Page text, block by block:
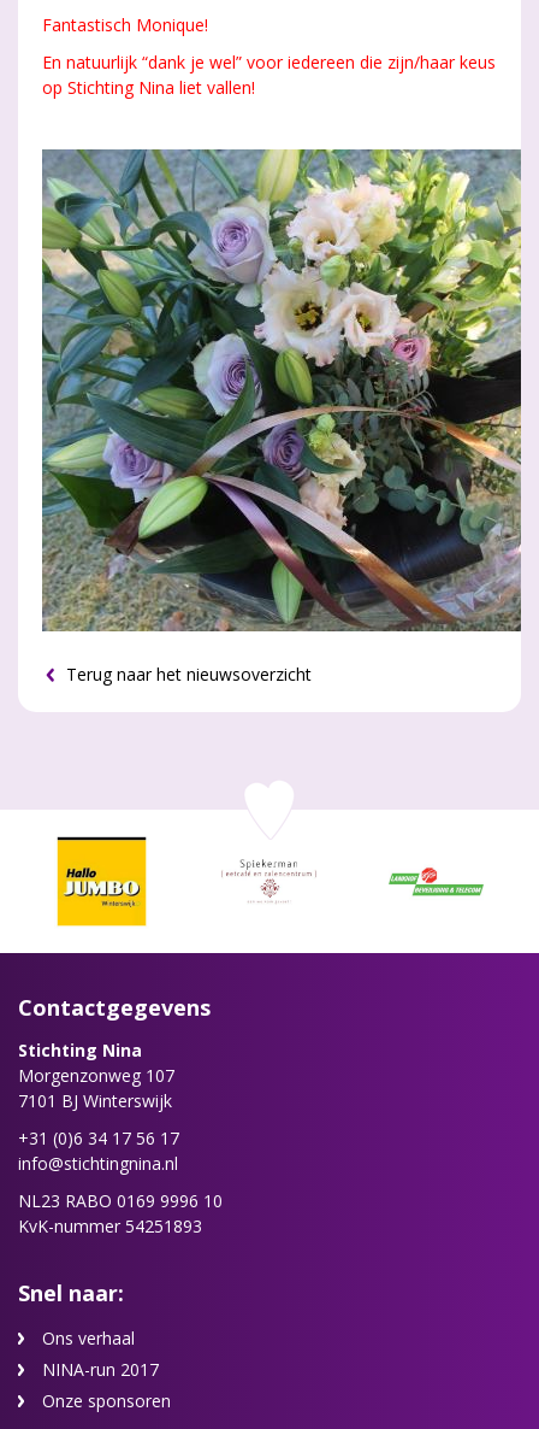
Fantastisch Monique!
En natuurlijk “dank je wel” voor iedereen die zijn/haar keus
op Stichting Nina liet vallen!
Terug naar het nieuwsoverzicht
Contactgegevens
Stichting Nina
Morgenzonweg 107
7101 BJ Winterswijk
+31 (0)6 34 17 56 17
info@stichtingnina.nl
NL23 RABO 0169 9996 10
KvK-nummer 54251893
Snel naar:
Ons verhaal
NINA-run 2017
Onze sponsoren